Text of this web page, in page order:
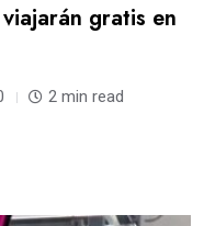
gratis en
2 min read